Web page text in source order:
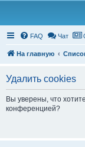
FAQ Чат
На главную
Удалить cookies
Вы уверены, что
конференцией?